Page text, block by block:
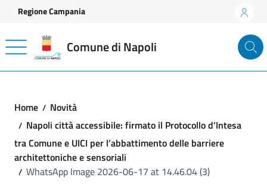
Vai ai contenuti
Vai al footer
Regione Campania
Comune di Napoli
Home
Novità
Napoli città accessibile: firmato il Protocollo d’Intesa
tra Comune e UICI per l’abbattimento delle barriere
architettoniche e sensoriali
WhatsApp Image 2026-06-17 at 14.46.04 (3)